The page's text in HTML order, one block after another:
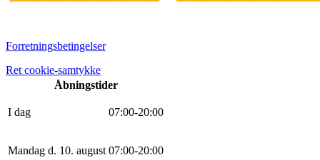
Forretningsbetingelser
Ret cookie-samtykke
Åbningstider
I dag 07:00-20:00
Mandag d. 10. august 07:00-20:00